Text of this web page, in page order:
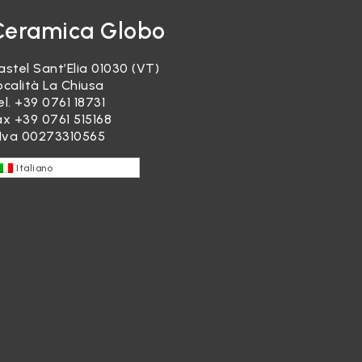
Globo
Sant’Elia 01030 (VT)
La Chiusa
+39 0761 18731
+39 0761 515168
00273310565
Italiano